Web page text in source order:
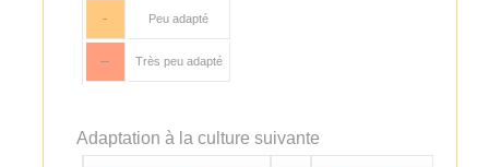
- Peu adapté
-- Très peu adapté
Adaptation à la culture suivante